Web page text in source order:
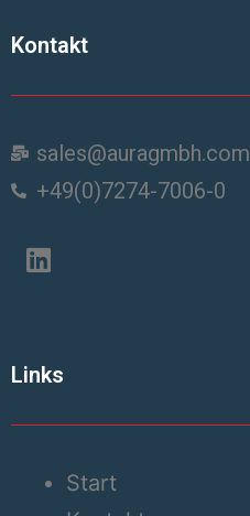
Kontakt
sales@auragmbh.com
+49(0)7274-7006-0
Links
Start